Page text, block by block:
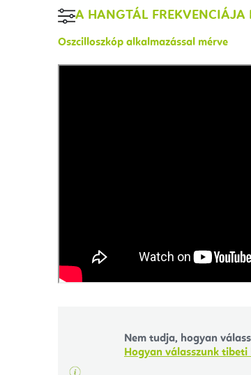
A HANGTÁL FREKVENCIÁJA
Oszcilloszkóp alkalmazással mérve
Nem tudja, hogyan
Hogyan válasszunk